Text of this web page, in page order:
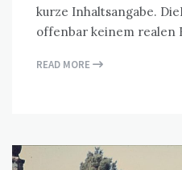
kurze Inhaltsangabe.
offenbar keinem realen
READ MORE